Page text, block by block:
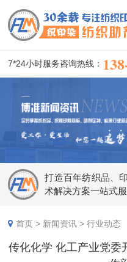
7*24小时服务咨询热线：
打造百年纺织品、
术解决方案一站式
首页 > 新闻资讯 >行业动态
传化化学 化工产业党委